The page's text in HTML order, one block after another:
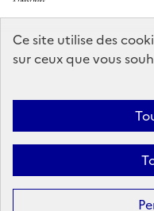
Ce site utilise des
sur ceux que vous
education.gouv.fr
enseignementsup-
Accessibilité : partiellement